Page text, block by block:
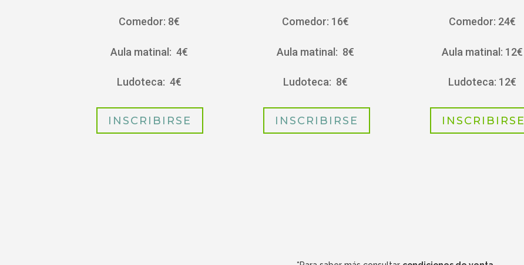
Comedor: 8€
Aula matinal: 4€
Ludoteca: 4€
INSCRIBIRSE
Comedor: 16€
Aula matinal: 8€
Ludoteca: 8€
INSCRIBIRSE
Comedor: 24€
Aula matinal: 12€
Ludoteca: 12€
INSCRIBIRSE